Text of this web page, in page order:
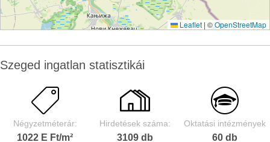
Leaflet | ©OpenStreetMap
Szeged ingatlan statisztikái
Négyzetméterár:
1022 E Ft/m²
Hirdetések száma:
3109 db
Oktatási intézmények
60 db